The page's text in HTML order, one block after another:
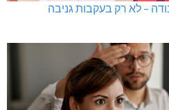
– לא רק בעקבות גניבה